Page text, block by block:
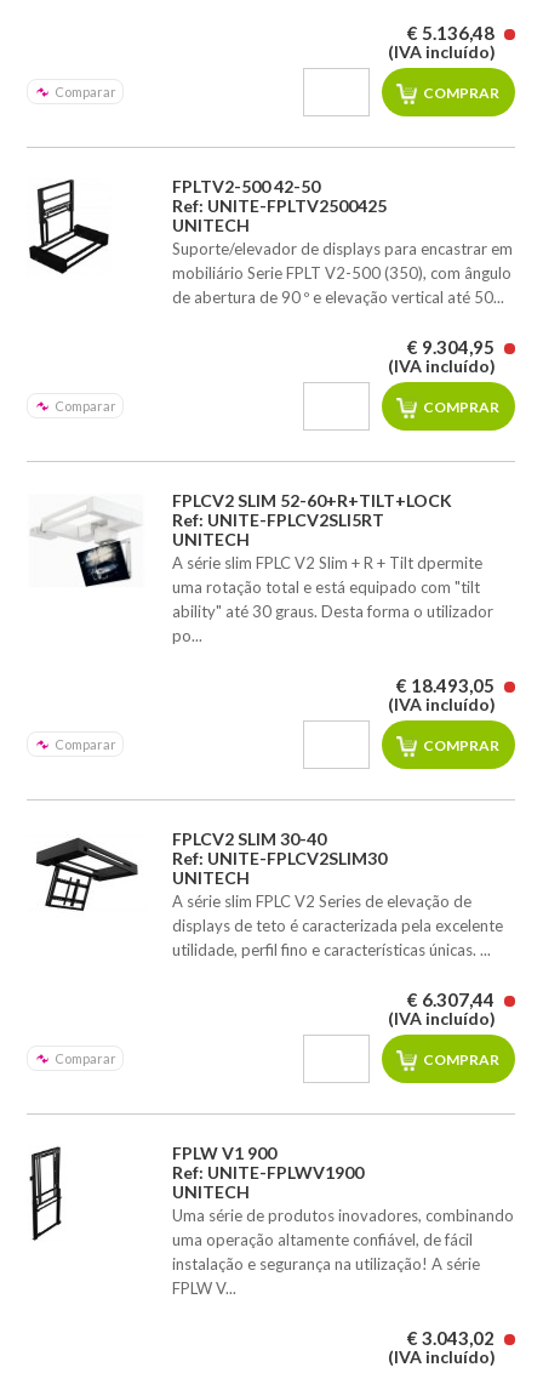
Comparar
€ 5.136,48
(IVA incluído)
FPLTV2-500 42-50
Ref: UNITE-FPLTV2500425
UNITECH
Suporte/elevador de displays para encastrar em
mobiliário Serie FPLT V2-500 (350), com ângulo
de abertura de 90 º e elevação vertical até 50...
Comparar
€ 9.304,95
(IVA incluído)
FPLCV2 SLIM 52-60+R+TILT+LOCK
Ref: UNITE-FPLCV2SLI5RT
UNITECH
A série slim FPLC V2 Slim + R + Tilt dpermite
uma rotação total e está equipado com "tilt
ability" até 30 graus. Desta forma o utilizador
po...
Comparar
€ 18.493,05
(IVA incluído)
FPLCV2 SLIM 30-40
Ref: UNITE-FPLCV2SLIM30
UNITECH
A série slim FPLC V2 Series de elevação de
displays de teto é caracterizada pela excelente
utilidade, perfil fino e características únicas. ...
Comparar
€ 6.307,44
(IVA incluído)
FPLW V1 900
Ref: UNITE-FPLWV1900
UNITECH
Uma série de produtos inovadores, combinando
uma operação altamente confiável, de fácil
instalação e segurança na utilização! A série
FPLW V...
€ 3.043,02
(IVA incluído)